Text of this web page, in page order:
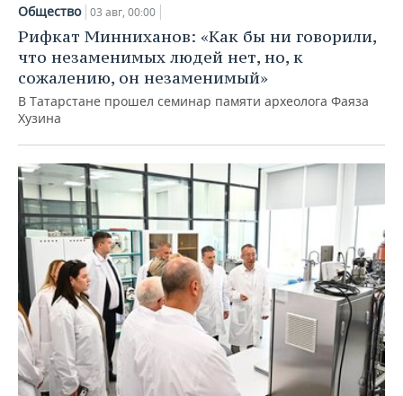
Общество 03 авг, 00:00
Рифкат Минниханов: «Как бы ни говорили,
что незаменимых людей нет, но, к
сожалению, он незаменимый»
В Татарстане прошел семинар памяти археолога Фаяза
Хузина